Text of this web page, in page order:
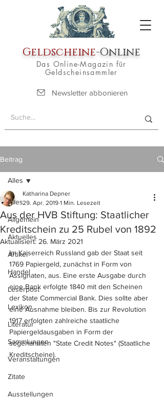
Geldscheine-Online
Das Online-Magazin für
Geldscheinsammler
Newsletter abbonieren
Beitrag
Alles
Allgemein
Aktuelles
Artikel
Handel
Leserpost
Lexikon
Literatur
Sammlungen
Veranstaltungen
Zitate
Ausstellungen
Alles
Aus der HVB Stiftung: Staatlicher
Kreditschein zu 25 Rubel von 1892
Katharina Depner
29. Apr. 2019 1 Min. Lesezeit
Aktualisiert: 26. März 2021
Im Kaiserreich Russland gab der Staat seit
1769 Papiergeld, zunächst in Form von
Assignaten, aus. Eine erste Ausgabe durch
eine Bank erfolgte 1840 mit den Scheinen
der State Commercial Bank. Dies sollte aber
eine Ausnahme bleiben. Bis zur Revolution
1917 erfolgten zahlreiche staatliche
Papiergeldausgaben in Form der
sogenannten "State Credit Notes" (Staatliche
Kreditscheine).